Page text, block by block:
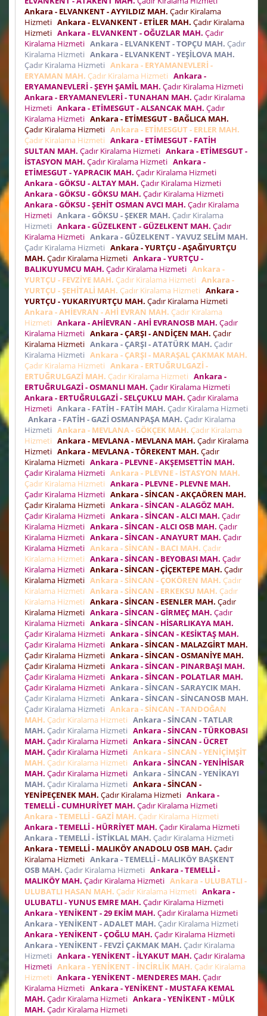
Ankara - ELVANKENT - AYYILDIZ MAH. Çadır Kiralama
Hizmeti Ankara - ELVANKENT - ETİLER MAH. Çadır Kiralama
Hizmeti Ankara - ELVANKENT - OĞUZLAR MAH. Çadır
Kiralama Hizmeti Ankara - ELVANKENT - TOPÇU MAH. Çadır
Kiralama Hizmeti Ankara - ELVANKENT - YEŞİLOVA MAH.
Çadır Kiralama Hizmeti Ankara - ERYAMANEVLERİ -
ERYAMAN MAH. Çadır Kiralama Hizmeti Ankara -
ERYAMANEVLERİ - ŞEYH ŞAMİL MAH. Çadır Kiralama Hizmeti
Ankara - ERYAMANEVLERİ - TUNAHAN MAH. Çadır Kiralama
Hizmeti Ankara - ETİMESGUT - ALSANCAK MAH. Çadır
Kiralama Hizmeti Ankara - ETİMESGUT - BAĞLICA MAH.
Çadır Kiralama Hizmeti Ankara - ETİMESGUT - ERLER MAH.
Çadır Kiralama Hizmeti Ankara - ETİMESGUT - FATİH
SULTAN MAH. Çadır Kiralama Hizmeti Ankara - ETİMESGUT -
İSTASYON MAH. Çadır Kiralama Hizmeti Ankara -
ETİMESGUT - YAPRACIK MAH. Çadır Kiralama Hizmeti
Ankara - GÖKSU - ALTAY MAH. Çadır Kiralama Hizmeti
Ankara - GÖKSU - GÖKSU MAH. Çadır Kiralama Hizmeti
Ankara - GÖKSU - ŞEHİT OSMAN AVCI MAH. Çadır Kiralama
Hizmeti Ankara - GÖKSU - ŞEKER MAH. Çadır Kiralama
Hizmeti Ankara - GÜZELKENT - GÜZELKENT MAH. Çadır
Kiralama Hizmeti Ankara - GÜZELKENT - YAVUZ SELİM MAH.
Çadır Kiralama Hizmeti Ankara - YURTÇU - AŞAĞIYURTÇU
MAH. Çadır Kiralama Hizmeti Ankara - YURTÇU -
BALIKUYUMCU MAH. Çadır Kiralama Hizmeti Ankara -
YURTÇU - FEVZİYE MAH. Çadır Kiralama Hizmeti Ankara -
YURTÇU - ŞEHİTALİ MAH. Çadır Kiralama Hizmeti Ankara -
YURTÇU - YUKARIYURTÇU MAH. Çadır Kiralama Hizmeti
Ankara - AHİEVRAN - AHİ EVRAN MAH. Çadır Kiralama
Hizmeti Ankara - AHİEVRAN - AHİ EVRANOSB MAH. Çadır
Kiralama Hizmeti Ankara - ÇARŞI - ANDİÇEN MAH. Çadır
Kiralama Hizmeti Ankara - ÇARŞI - ATATÜRK MAH. Çadır
Kiralama Hizmeti Ankara - ÇARŞI - MARAŞAL ÇAKMAK MAH.
Çadır Kiralama Hizmeti Ankara - ERTUĞRULGAZİ -
ERTUĞRULGAZİ MAH. Çadır Kiralama Hizmeti Ankara -
ERTUĞRULGAZİ - OSMANLI MAH. Çadır Kiralama Hizmeti
Ankara - ERTUĞRULGAZİ - SELÇUKLU MAH. Çadır Kiralama
Hizmeti Ankara - FATİH - FATİH MAH. Çadır Kiralama Hizmeti
Ankara - FATİH - GAZİ OSMANPAŞA MAH. Çadır Kiralama
Hizmeti Ankara - MEVLANA - GÖKÇEK MAH. Çadır Kiralama
Hizmeti Ankara - MEVLANA - MEVLANA MAH. Çadır Kiralama
Hizmeti Ankara - MEVLANA - TÖREKENT MAH. Çadır
Kiralama Hizmeti Ankara - PLEVNE - AKŞEMSETTİN MAH.
Çadır Kiralama Hizmeti Ankara - PLEVNE - İSTASYON MAH.
Çadır Kiralama Hizmeti Ankara - PLEVNE - PLEVNE MAH.
Çadır Kiralama Hizmeti Ankara - SİNCAN - AKÇAÖREN MAH.
Çadır Kiralama Hizmeti Ankara - SİNCAN - ALAGÖZ MAH.
Çadır Kiralama Hizmeti Ankara - SİNCAN - ALCI MAH. Çadır
Kiralama Hizmeti Ankara - SİNCAN - ALCI OSB MAH. Çadır
Kiralama Hizmeti Ankara - SİNCAN - ANAYURT MAH. Çadır
Kiralama Hizmeti Ankara - SİNCAN - BACI MAH. Çadır
Kiralama Hizmeti Ankara - SİNCAN - BEYOBASI MAH. Çadır
Kiralama Hizmeti Ankara - SİNCAN - ÇİÇEKTEPE MAH. Çadır
Kiralama Hizmeti Ankara - SİNCAN - ÇOKÖREN MAH. Çadır
Kiralama Hizmeti Ankara - SİNCAN - ERKEKSU MAH. Çadır
Kiralama Hizmeti Ankara - SİNCAN - ESENLER MAH. Çadır
Kiralama Hizmeti Ankara - SİNCAN - GİRMEÇ MAH. Çadır
Kiralama Hizmeti Ankara - SİNCAN - HİSARLIKAYA MAH.
Çadır Kiralama Hizmeti Ankara - SİNCAN - KESİKTAŞ MAH.
Çadır Kiralama Hizmeti Ankara - SİNCAN - MALAZGİRT MAH.
Çadır Kiralama Hizmeti Ankara - SİNCAN - OSMANİYE MAH.
Çadır Kiralama Hizmeti Ankara - SİNCAN - PINARBAŞI MAH.
Çadır Kiralama Hizmeti Ankara - SİNCAN - POLATLAR MAH.
Çadır Kiralama Hizmeti Ankara - SİNCAN - SARAYCIK MAH.
Çadır Kiralama Hizmeti Ankara - SİNCAN - SİNCANOSB MAH.
Çadır Kiralama Hizmeti Ankara - SİNCAN - TANDOĞAN
MAH. Çadır Kiralama Hizmeti Ankara - SİNCAN - TATLAR
MAH. Çadır Kiralama Hizmeti Ankara - SİNCAN - TÜRKOBASI
MAH. Çadır Kiralama Hizmeti Ankara - SİNCAN - ÜCRET
MAH. Çadır Kiralama Hizmeti Ankara - SİNCAN - YENİÇİMŞİT
MAH. Çadır Kiralama Hizmeti Ankara - SİNCAN - YENİHİSAR
MAH. Çadır Kiralama Hizmeti Ankara - SİNCAN - YENİKAYI
MAH. Çadır Kiralama Hizmeti Ankara - SİNCAN -
YENİPEÇENEK MAH. Çadır Kiralama Hizmeti Ankara -
TEMELLİ - CUMHURİYET MAH. Çadır Kiralama Hizmeti
Ankara - TEMELLİ - GAZİ MAH. Çadır Kiralama Hizmeti
Ankara - TEMELLİ - HÜRRİYET MAH. Çadır Kiralama Hizmeti
Ankara - TEMELLİ - İSTİKLAL MAH. Çadır Kiralama Hizmeti
Ankara - TEMELLİ - MALIKÖY ANADOLU OSB MAH. Çadır
Kiralama Hizmeti Ankara - TEMELLİ - MALIKÖY BAŞKENT
OSB MAH. Çadır Kiralama Hizmeti Ankara - TEMELLİ -
MALIKÖY MAH. Çadır Kiralama Hizmeti Ankara - ULUBATLI -
ULUBATLI HASAN MAH. Çadır Kiralama Hizmeti Ankara -
ULUBATLI - YUNUS EMRE MAH. Çadır Kiralama Hizmeti
Ankara - YENİKENT - 29 EKİM MAH. Çadır Kiralama Hizmeti
Ankara - YENİKENT - ADALET MAH. Çadır Kiralama Hizmeti
Ankara - YENİKENT - ÇOĞLU MAH. Çadır Kiralama Hizmeti
Ankara - YENİKENT - FEVZİ ÇAKMAK MAH. Çadır Kiralama
Hizmeti Ankara - YENİKENT - İLYAKUT MAH. Çadır Kiralama
Hizmeti Ankara - YENİKENT - İNCİRLİK MAH. Çadır Kiralama
Hizmeti Ankara - YENİKENT - MENDERES MAH. Çadır
Kiralama Hizmeti Ankara - YENİKENT - MUSTAFA KEMAL
MAH. Çadır Kiralama Hizmeti Ankara - YENİKENT - MÜLK
MAH. Çadır Kiralama Hizmeti